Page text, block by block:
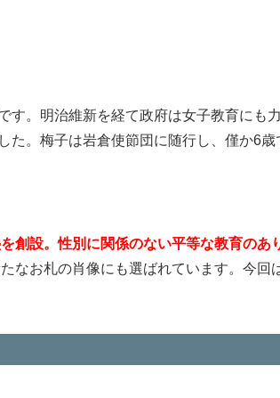
す。明治維新を経て政府は女子教育にも
た。梅子は岩倉使節団に随行し、僅か6歳
創設。性別に関係のない平等な教育のあ
なお札の肖像にも選ばれています。今回